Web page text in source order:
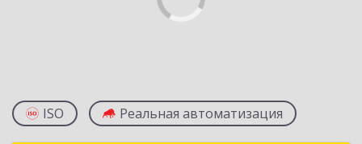
ISO Реальная автоматизация